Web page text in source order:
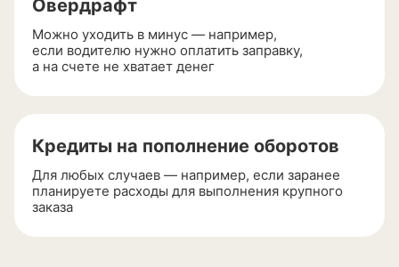
Овердрафт
Можно уходить в минус — например,
если водителю нужно оплатить заправку,
а на счете не хватает денег
Кредиты на пополнение оборотов
Для любых случаев — например, если заранее
планируете расходы для выполнения крупного
заказа